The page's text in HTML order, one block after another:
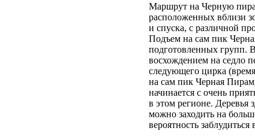
Маршрут на Черную
расположенных вблизи
и спуска, с различной
Подъем на сам пик
подготовленных групп.
восхождением на седло
следующего цирка
на сам пик Черная
начинается с очень
в этом регионе. Деревья
можно заходить на
вероятность